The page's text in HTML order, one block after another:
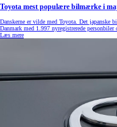
Toyota mest populære bilmærke i
Danskerne er vilde med Toyota. Det
Danmark med 1.997 nyregistrerede
Læs mere